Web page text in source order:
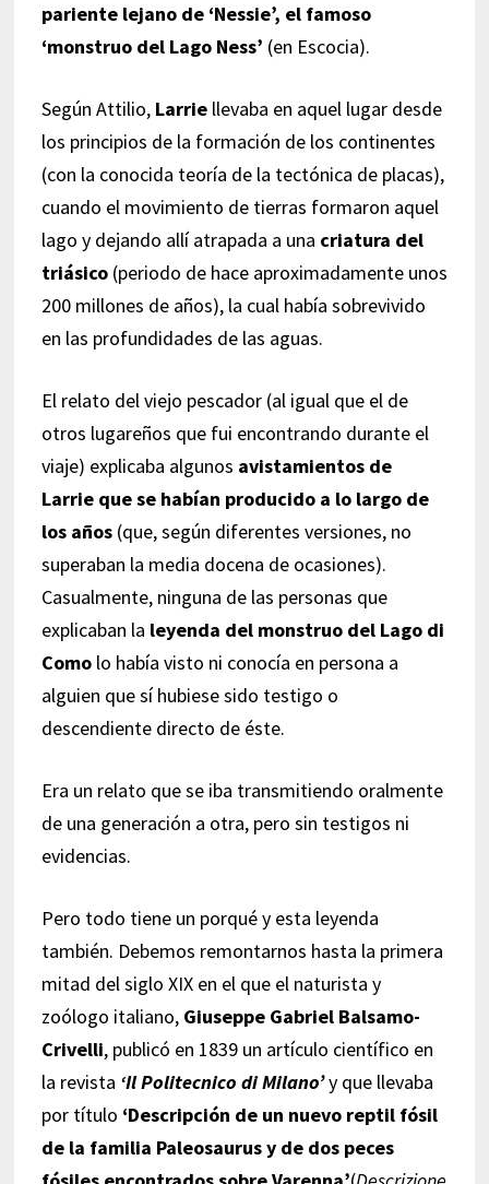
pariente lejano de ‘Nessie’, el famoso
‘monstruo del Lago Ness’ (en Escocia).
Según Attilio, Larriellevaba en aquel lugar desde
los principios de la formación de los continentes
(con la conocida teoría de la tectónica de placas),
cuando el movimiento de tierras formaron aquel
lago y dejando allí atrapada a una criatura del
triásico(periodo de hace aproximadamente unos
200 millones de años), la cual había sobrevivido
en las profundidades de las aguas.
El relato del viejo pescador (al igual que el de
otros lugareños que fui encontrando durante el
viaje) explicaba algunos avistamientos de
Larrie que se habían producido a lo largo de
los años(que, según diferentes versiones, no
superaban la media docena de ocasiones).
Casualmente, ninguna de las personas que
explicaban la leyenda del monstruo del Lago di
Comolo había visto ni conocía en persona a
alguien que sí hubiese sido testigo o
descendiente directo de éste.
Era un relato que se iba transmitiendo oralmente
de una generación a otra, pero sin testigos ni
evidencias.
Pero todo tiene un porqué y esta leyenda
también. Debemos remontarnos hasta la primera
mitad del siglo XIX en el que el naturista y
zoólogo italiano, Giuseppe Gabriel Balsamo-
Crivelli, publicó en 1839 un artículo científico en
la revista ‘Il Politecnico di Milano’y que llevaba
por título ‘Descripción de un nuevo reptil fósil
de la familia Paleosaurus y de dos peces